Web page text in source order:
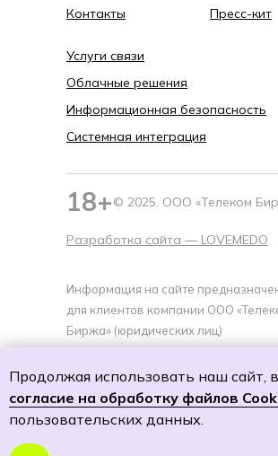
Контакты
Пресс-кит
18+© 2025. ООО «Телеком
Разработка сайта — LOVEMEDO
Услуги связи
Облачные решения
Информационная безопасность
Системная интеграция
Информация на сайте
для клиентов компании ООО
Биржа» (юридических лиц)
Политику обработки персональных
Согласие на обработку
Согласие на получение специальных
Продолжая использовать наш сайт,
согласие на обработку файлов
пользовательских данных.